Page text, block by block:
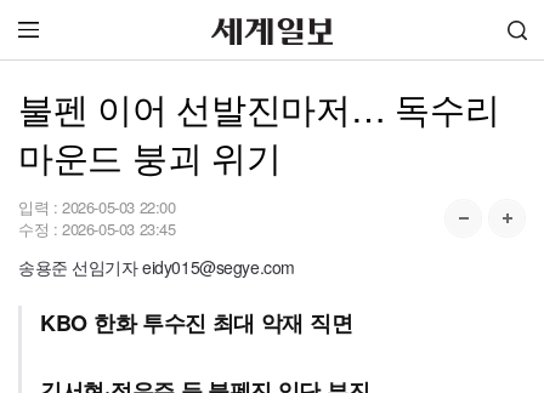
불펜 이어 선발진마저… 독수리
마운드 붕괴 위기
입력 : 2026-05-03 22:00
수정 : 2026-05-03 23:45
송용준 선임기자 eidy015@segye.com
KBO 한화 투수진 최대 악재 직면